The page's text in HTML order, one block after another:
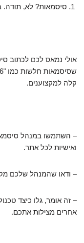
סיסמאות? לא, תודה.
אולי נמאס לכם לכתוב
קלה למקצוענים.
– השתמשו במנהל
ואישיות לכל אתר.
– ודאו שהמנהל שלכם
אחרים מצילות אתכם.